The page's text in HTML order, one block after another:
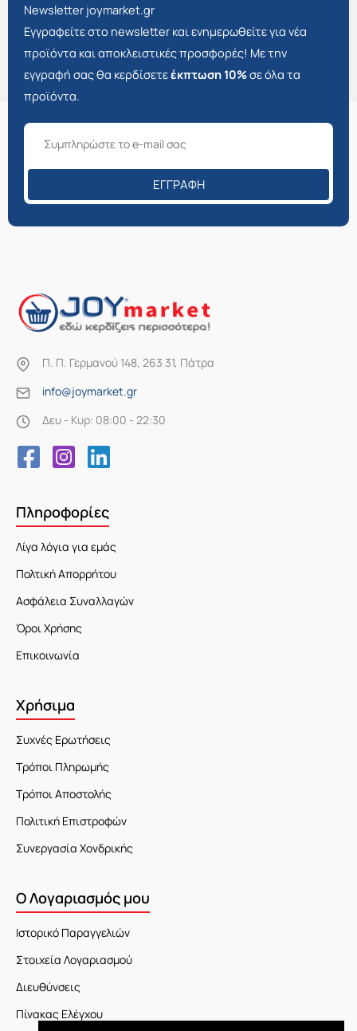
Newsletter joymarket.gr
Εγγραφείτε στο newsletter και ενημερωθείτε για νέα
προϊόντα και αποκλειστικές προσφορές! Με την
εγγραφή σας θα κερδίσετεέκπτωση 10%σε όλα τα
προϊόντα.
ΕΓΓΡΑΦΉ
Π. Π. Γερμανού 148, 263 31, Πάτρα
info@joymarket.gr
Δευ - Κυρ: 08:00 - 22:30
Πληροφορίες
Λίγα λόγια για εμάς
Πολτική Απορρήτου
Ασφάλεια Συναλλαγών
Όροι Χρήσης
Επικοινωνία
Χρήσιμα
Συχνές Ερωτήσεις
Τρόποι Πληρωμής
Τρόποι Αποστολής
Πολιτική Επιστροφών
Συνεργασία Χονδρικής
Ο Λογαριασμός μου
Ιστορικό Παραγγελιών
Στοιχεία Λογαριασμού
Διευθύνσεις
Πίνακας Ελέγχου